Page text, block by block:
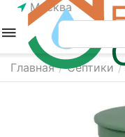
Москва
Главная / Септики /